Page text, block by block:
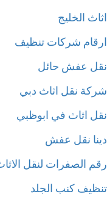
الخليج
شركات تنظيف
عفش حائل
نقل اثاث دبي
اثاث في ابوظبي
نقل عفش
الصفرات لنقل الاثاث
كنب الجلد